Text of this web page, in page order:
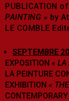
PUBLICATION
PAINTING » by
LE COMBLE
SEPTEMBRE
EXPOSITION « LA
LA PEINTURE
EXHIBITION «